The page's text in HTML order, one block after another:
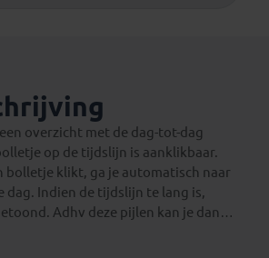
overzicht met de dag-tot-dag
op de tijdslijn is aanklikbaar.
bolletje klikt, ga je automatisch naar
dag. Indien de tijdslijn te lang is,
Adhv deze pijlen kan je dan
na de reis